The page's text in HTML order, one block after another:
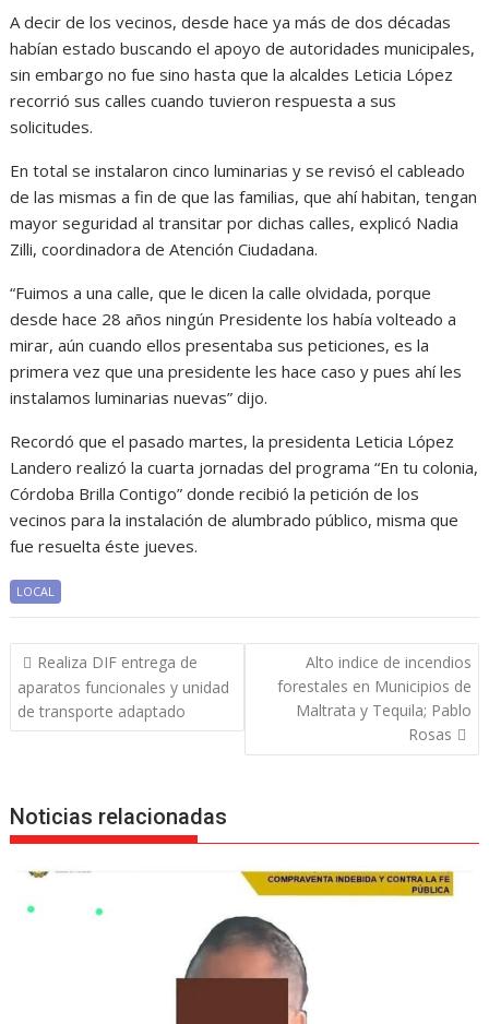
A decir de los vecinos, desde hace ya más de dos décadas
habían estado buscando el apoyo de autoridades municipales,
sin embargo no fue sino hasta que la alcaldes Leticia López
recorrió sus calles cuando tuvieron respuesta a sus
solicitudes.
En total se instalaron cinco luminarias y se revisó el cableado
de las mismas a fin de que las familias, que ahí habitan, tengan
mayor seguridad al transitar por dichas calles, explicó Nadia
Zilli, coordinadora de Atención Ciudadana.
“Fuimos a una calle, que le dicen la calle olvidada, porque
desde hace 28 años ningún Presidente los había volteado a
mirar, aún cuando ellos presentaba sus peticiones, es la
primera vez que una presidente les hace caso y pues ahí les
instalamos luminarias nuevas” dijo.
Recordó que el pasado martes, la presidenta Leticia López
Landero realizó la cuarta jornadas del programa “En tu colonia,
Córdoba Brilla Contigo” donde recibió la petición de los
vecinos para la instalación de alumbrado público, misma que
fue resuelta éste jueves.
LOCAL
Navegación
de
entradas
Realiza DIF entrega de
aparatos funcionales y unidad
de transporte adaptado
Alto indice de incendios
forestales en Municipios de
Maltrata y Tequila; Pablo
Rosas
Noticias relacionadas